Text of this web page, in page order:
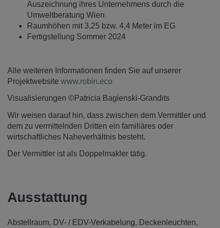
Auszeichnung ihres Unternehmens durch die
Umweltberatung Wien
Raumhöhen mit 3,25 bzw. 4,4 Meter im EG
Fertigstellung Sommer 2024
Alle weiteren Informationen finden Sie auf unserer
Projektwebsite www.robin.eco
Visualisierungen ©Patricia Bagienski-Grandits
Wir weisen darauf hin, dass zwischen dem Vermittler und
dem zu vermittelnden Dritten ein familiäres oder
wirtschaftliches Naheverhältnis besteht.
Der Vermittler ist als Doppelmakler tätig.
Ausstattung
Abstellraum DV- / EDV-Verkabelung
Deckenleuchten